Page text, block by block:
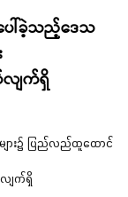
ပေါ်ခဲ့သည့်ဒေသ
ျက်ရှိ
ျား၌ ပြည်လည်ထူထောင်
ျက်ရှိ